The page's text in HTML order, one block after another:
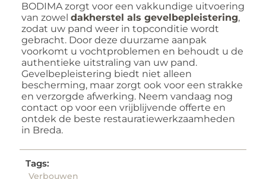
BODIMA zorgt voor een vakkundige uitvoering
van zowel dakherstel als gevelbepleistering,
zodat uw pand weer in topconditie wordt
gebracht. Door deze duurzame aanpak
voorkomt u vochtproblemen en behoudt u de
authentieke uitstraling van uw pand.
Gevelbepleistering biedt niet alleen
bescherming, maar zorgt ook voor een strakke
en verzorgde afwerking. Neem vandaag nog
contact op voor een vrijblijvende offerte en
ontdek de beste restauratiewerkzaamheden
in Breda.
Tags:
Verbouwen